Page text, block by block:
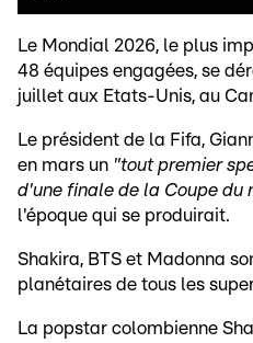
Le Mondial 2026, le plus
48 équipes engagées, se
juillet aux Etats-Unis, au
Le président de la Fifa,
en mars un "tout premier
d'une finale de la Coupe du
l'époque qui se produirait.
Shakira, BTS et Madonna
planétaires de tous les
La popstar colombienne